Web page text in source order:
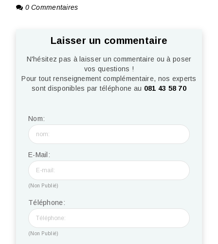
0 Commentaires
Laisser un commentaire
N'hésitez pas à laisser un commentaire ou à poser
vos questions !
Pour tout renseignement complémentaire, nos experts
sont disponibles par téléphone au 081 43 58 70
Nom:
E-Mail:
(Non Publié)
Téléphone:
(Non Publié)